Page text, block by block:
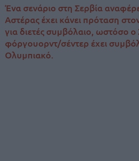
Ένα σενάριο στη Σερβία
Αστέρας έχει κάνει πρόταση
για διετές συμβόλαιο, ωστόσο ο
φόργουορντ/σέντερ έχει
Ολυμπιακό.